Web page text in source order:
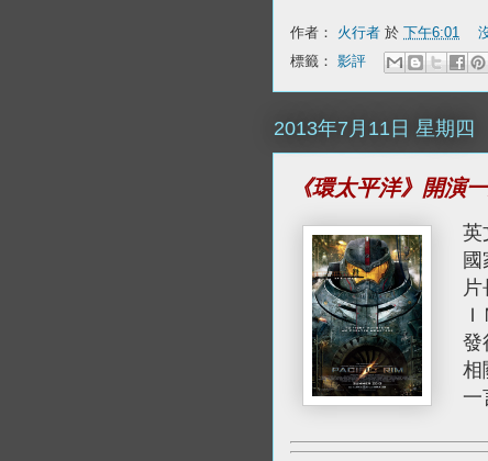
作者： 火行者 於 下午6:01
標籤： 影評
2013年7月11日 星期四
《環太平洋》開演
英
國
發
相
一